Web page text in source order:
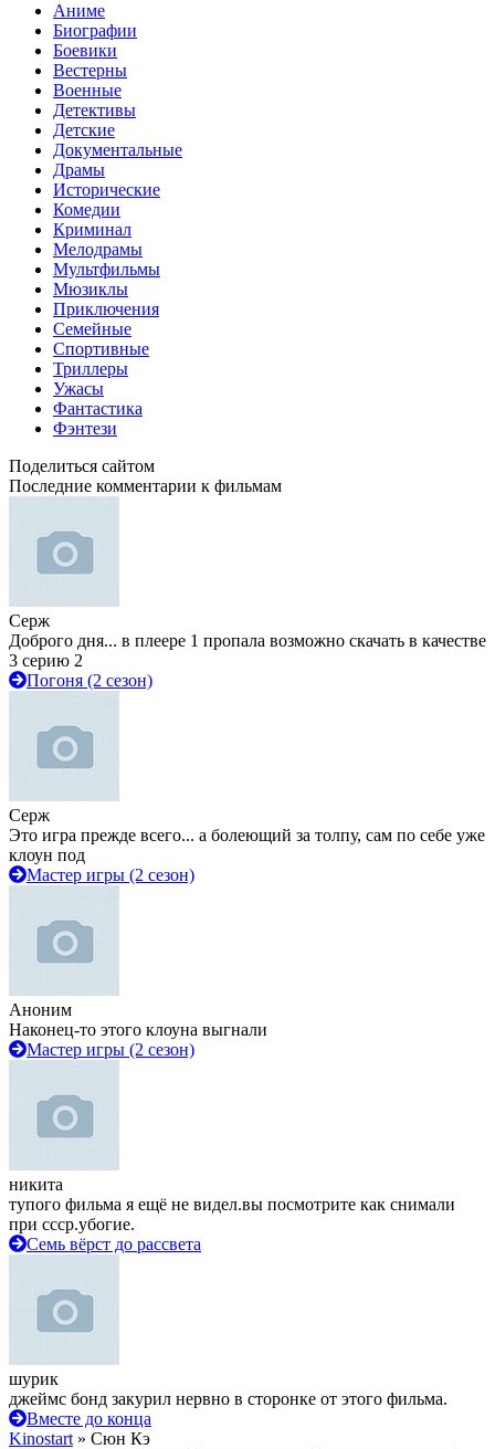
Аниме
Биографии
Боевики
Вестерны
Военные
Детективы
Детские
Документальные
Драмы
Исторические
Комедии
Криминал
Мелодрамы
Мультфильмы
Мюзиклы
Приключения
Семейные
Спортивные
Триллеры
Ужасы
Фантастика
Фэнтези
Поделиться сайтом
Последние комментарии к фильмам
Серж
Доброго дня... в плеере 1 пропала возможно скачать в качестве
3 серию 2
Погоня (2 сезон)
Серж
Это игра прежде всего... а болеющий за толпу, сам по себе уже
клоун под
Мастер игры (2 сезон)
Аноним
Наконец-то этого клоуна выгнали
Мастер игры (2 сезон)
никита
тупого фильма я ещё не видел.вы посмотрите как снимали
при ссср.убогие.
Семь вёрст до рассвета
шурик
джеймс бонд закурил нервно в сторонке от этого фильма.
Вместе до конца
Kinostart » Сюн Кэ